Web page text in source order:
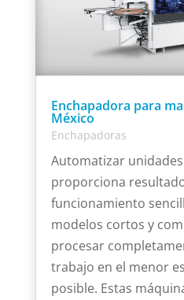
Enchapadora para
México
Enchapadoras
Automatizar
proporciona
funcionamiento
modelos cortos y
procesar
trabajo en el menor
posible. Estas